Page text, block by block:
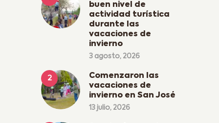
buen nivel de
actividad turística
durante las
vacaciones de
invierno
3 agosto, 2026
Comenzaron las
vacaciones de
invierno en San José
13 julio, 2026